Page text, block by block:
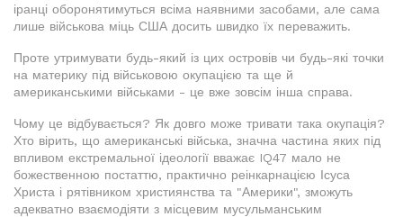
іранці оборонятимуться всіма наявними засобами, але сама
лише військова міць США досить швидко їх переважить.
Проте утримувати будь-який із цих островів чи будь-які точки
на материку під військовою окупацією та ще й
американськими військами - це вже зовсім інша справа.
Чому це відбувається? Як довго може тривати така окупація?
Хто вірить, що американські війська, значна частина яких під
впливом екстремальної ідеології вважає IQ47 мало не
божественною постаттю, практично реінкарнацією Ісуса
Христа і рятівником християнства та "Америки", зможуть
адекватно взаємодіяти з місцевим мусульманським